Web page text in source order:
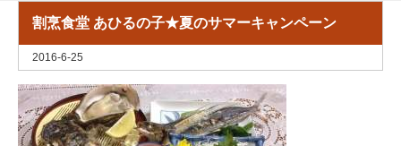
割烹食堂 あひるの子★夏のサマーキャンペーン
2016-6-25